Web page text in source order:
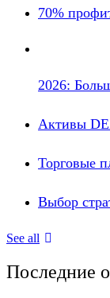
70%
2026:
Активы
Торговые
Выбор
See all
Последние